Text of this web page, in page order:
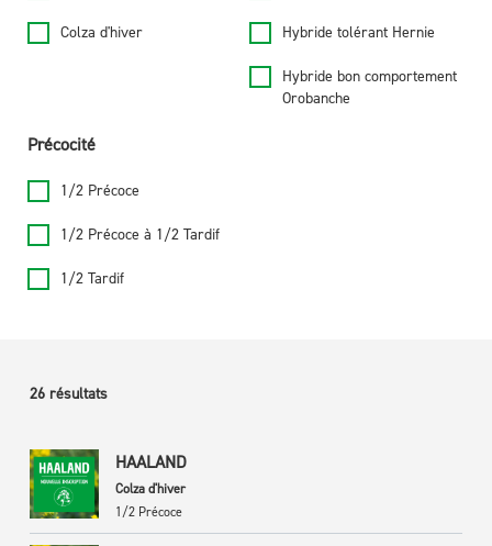
Colza d'hiver Hybride tolérant Hernie
Hybride bon comportement
Orobanche
Précocité
1/2 Précoce
1/2 Précoce à 1/2 Tardif
1/2 Tardif
26 résultats
HAALAND
Colza d'hiver
1/2 Précoce